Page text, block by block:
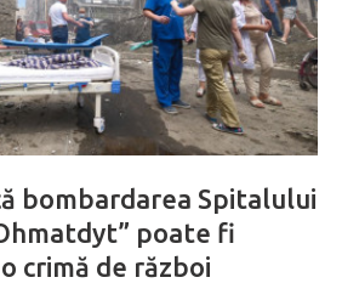
bombardarea Spitalului
poate fi
crimă de război